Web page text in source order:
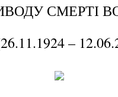
СМЕРТІ
–